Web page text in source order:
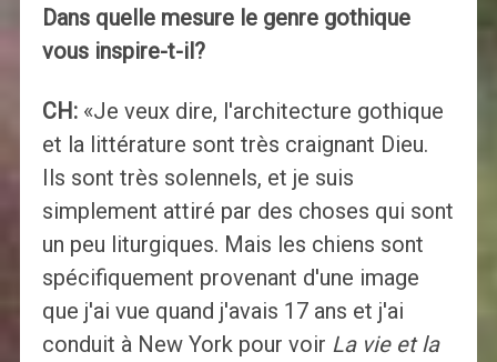
Dans quelle mesure le genre gothique
vous inspire-t-il?
CH:«Je veux dire, l'architecture gothique
et la littérature sont très craignant Dieu.
Ils sont très solennels, et je suis
simplement attiré par des choses qui sont
un peu liturgiques. Mais les chiens sont
spécifiquement provenant d'une image
que j'ai vue quand j'avais 17 ans et j'ai
conduit à New York pour voir La vie et la